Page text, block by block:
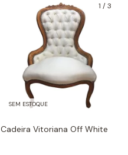
1 /3
SEM ESTOQUE
Cadeira Vitoriana Off White